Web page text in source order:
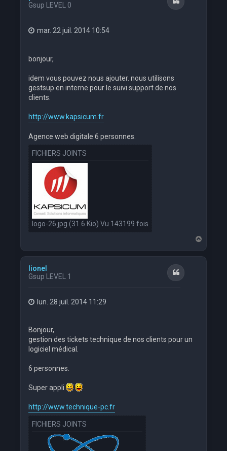
Gsup LEVEL 0
mar. 22 juil. 2014 10:54
bonjour,
idem vous pouvez nous ajouter. nous utilisons
gestsup en interne pour le suivi support de nos
clients.
http://www.kapsicum.fr
Agence web digitale 6 personnes.
FICHIERS JOINTS
logo-26.jpg (31.6 Kio) Vu 143199 fois
a
lionel
Gsup LEVEL 1
Citation
lun. 28 juil. 2014 11:29
Bonjour,
gestion des tickets technique de nos clients pour un
logiciel médical.
6 personnes.
Super appli
http://www.technique-pc.fr
FICHIERS JOINTS